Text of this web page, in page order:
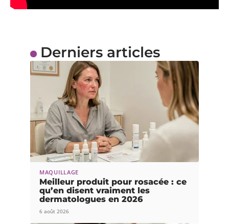
Derniers articles
MAQUILLAGE
Meilleur produit pour rosacée : ce
qu’en disent vraiment les
dermatologues en 2026
6 août 2026